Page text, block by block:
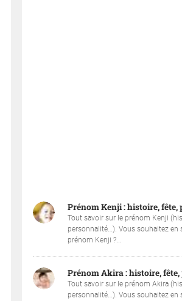
Prénom Kenji : histoire,
Tout savoir sur le prénom Kenji
personnalité…). Vous souhaitez en
prénom Kenji ?...
Prénom Akira : histoire,
Tout savoir sur le prénom Akira
personnalité…). Vous souhaitez en